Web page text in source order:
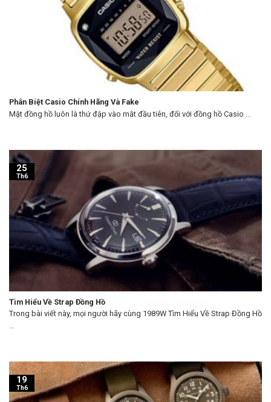
Phân Biệt Casio Chính Hãng Và Fake
Mặt đồng hồ luôn là thứ đập vào mắt đầu tiên, đối với đồng hồ Casio ...
Tìm Hiểu Về Strap Đồng Hồ
Trong bài viết này, mọi người hãy cùng 1989W Tìm Hiểu Về Strap Đồng Hồ
...
25
Th6
19
Th6